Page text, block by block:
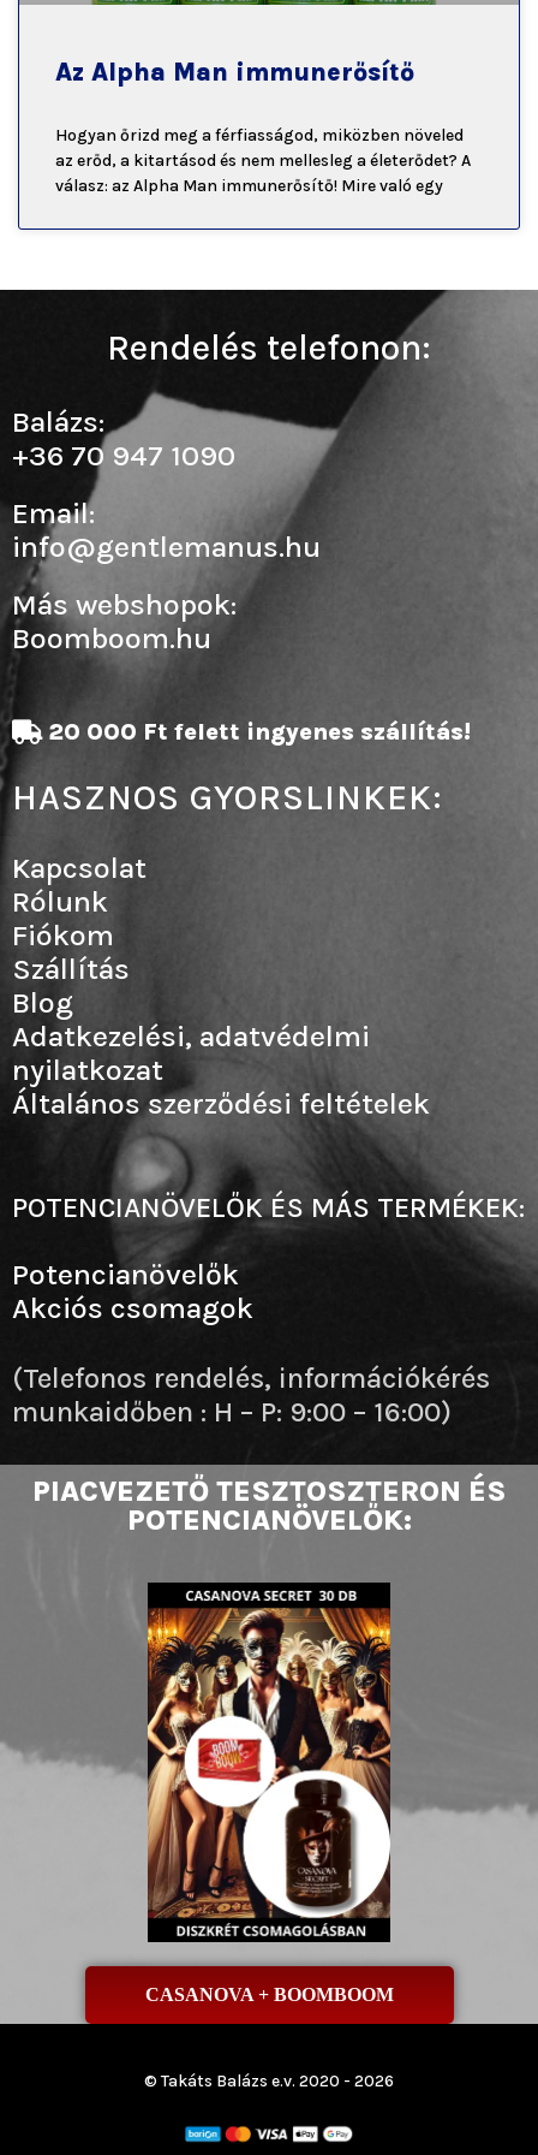
Az Alpha Man immunerősítő
Hogyan őrizd meg a férfiasságod, miközben növeled
az erőd, a kitartásod és nem mellesleg a életerődet? A
válasz: az Alpha Man immunerősítő! Mire való egy
PIACVEZETŐ TESZTOSZTERON ÉS
POTENCIANÖVELŐK:
CASANOVA + BOOMBOOM
20 000 Ft felett ingyenes szállítás!
HASZNOS GYORSLINKEK:
Kapcsolat
Rólunk
Fiókom
Szállítás
Blog
Adatkezelési, adatvédelmi
nyilatkozat
Általános szerződési feltételek
POTENCIANÖVELŐK ÉS MÁS TERMÉKEK:
Potencianövelők
Akciós csomagok
(Telefonos rendelés, információkérés
munkaidőben : H – P: 9:00 – 16:00)
Rendelés telefonon:
Balázs:
+36 70 947 1090
Email:
info@gentlemanus.hu
Más webshopok:
Boomboom.hu
© Takáts Balázs e.v. 2020 - 2026